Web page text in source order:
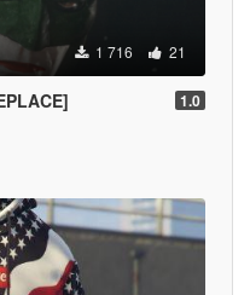
1 716 21
1.0